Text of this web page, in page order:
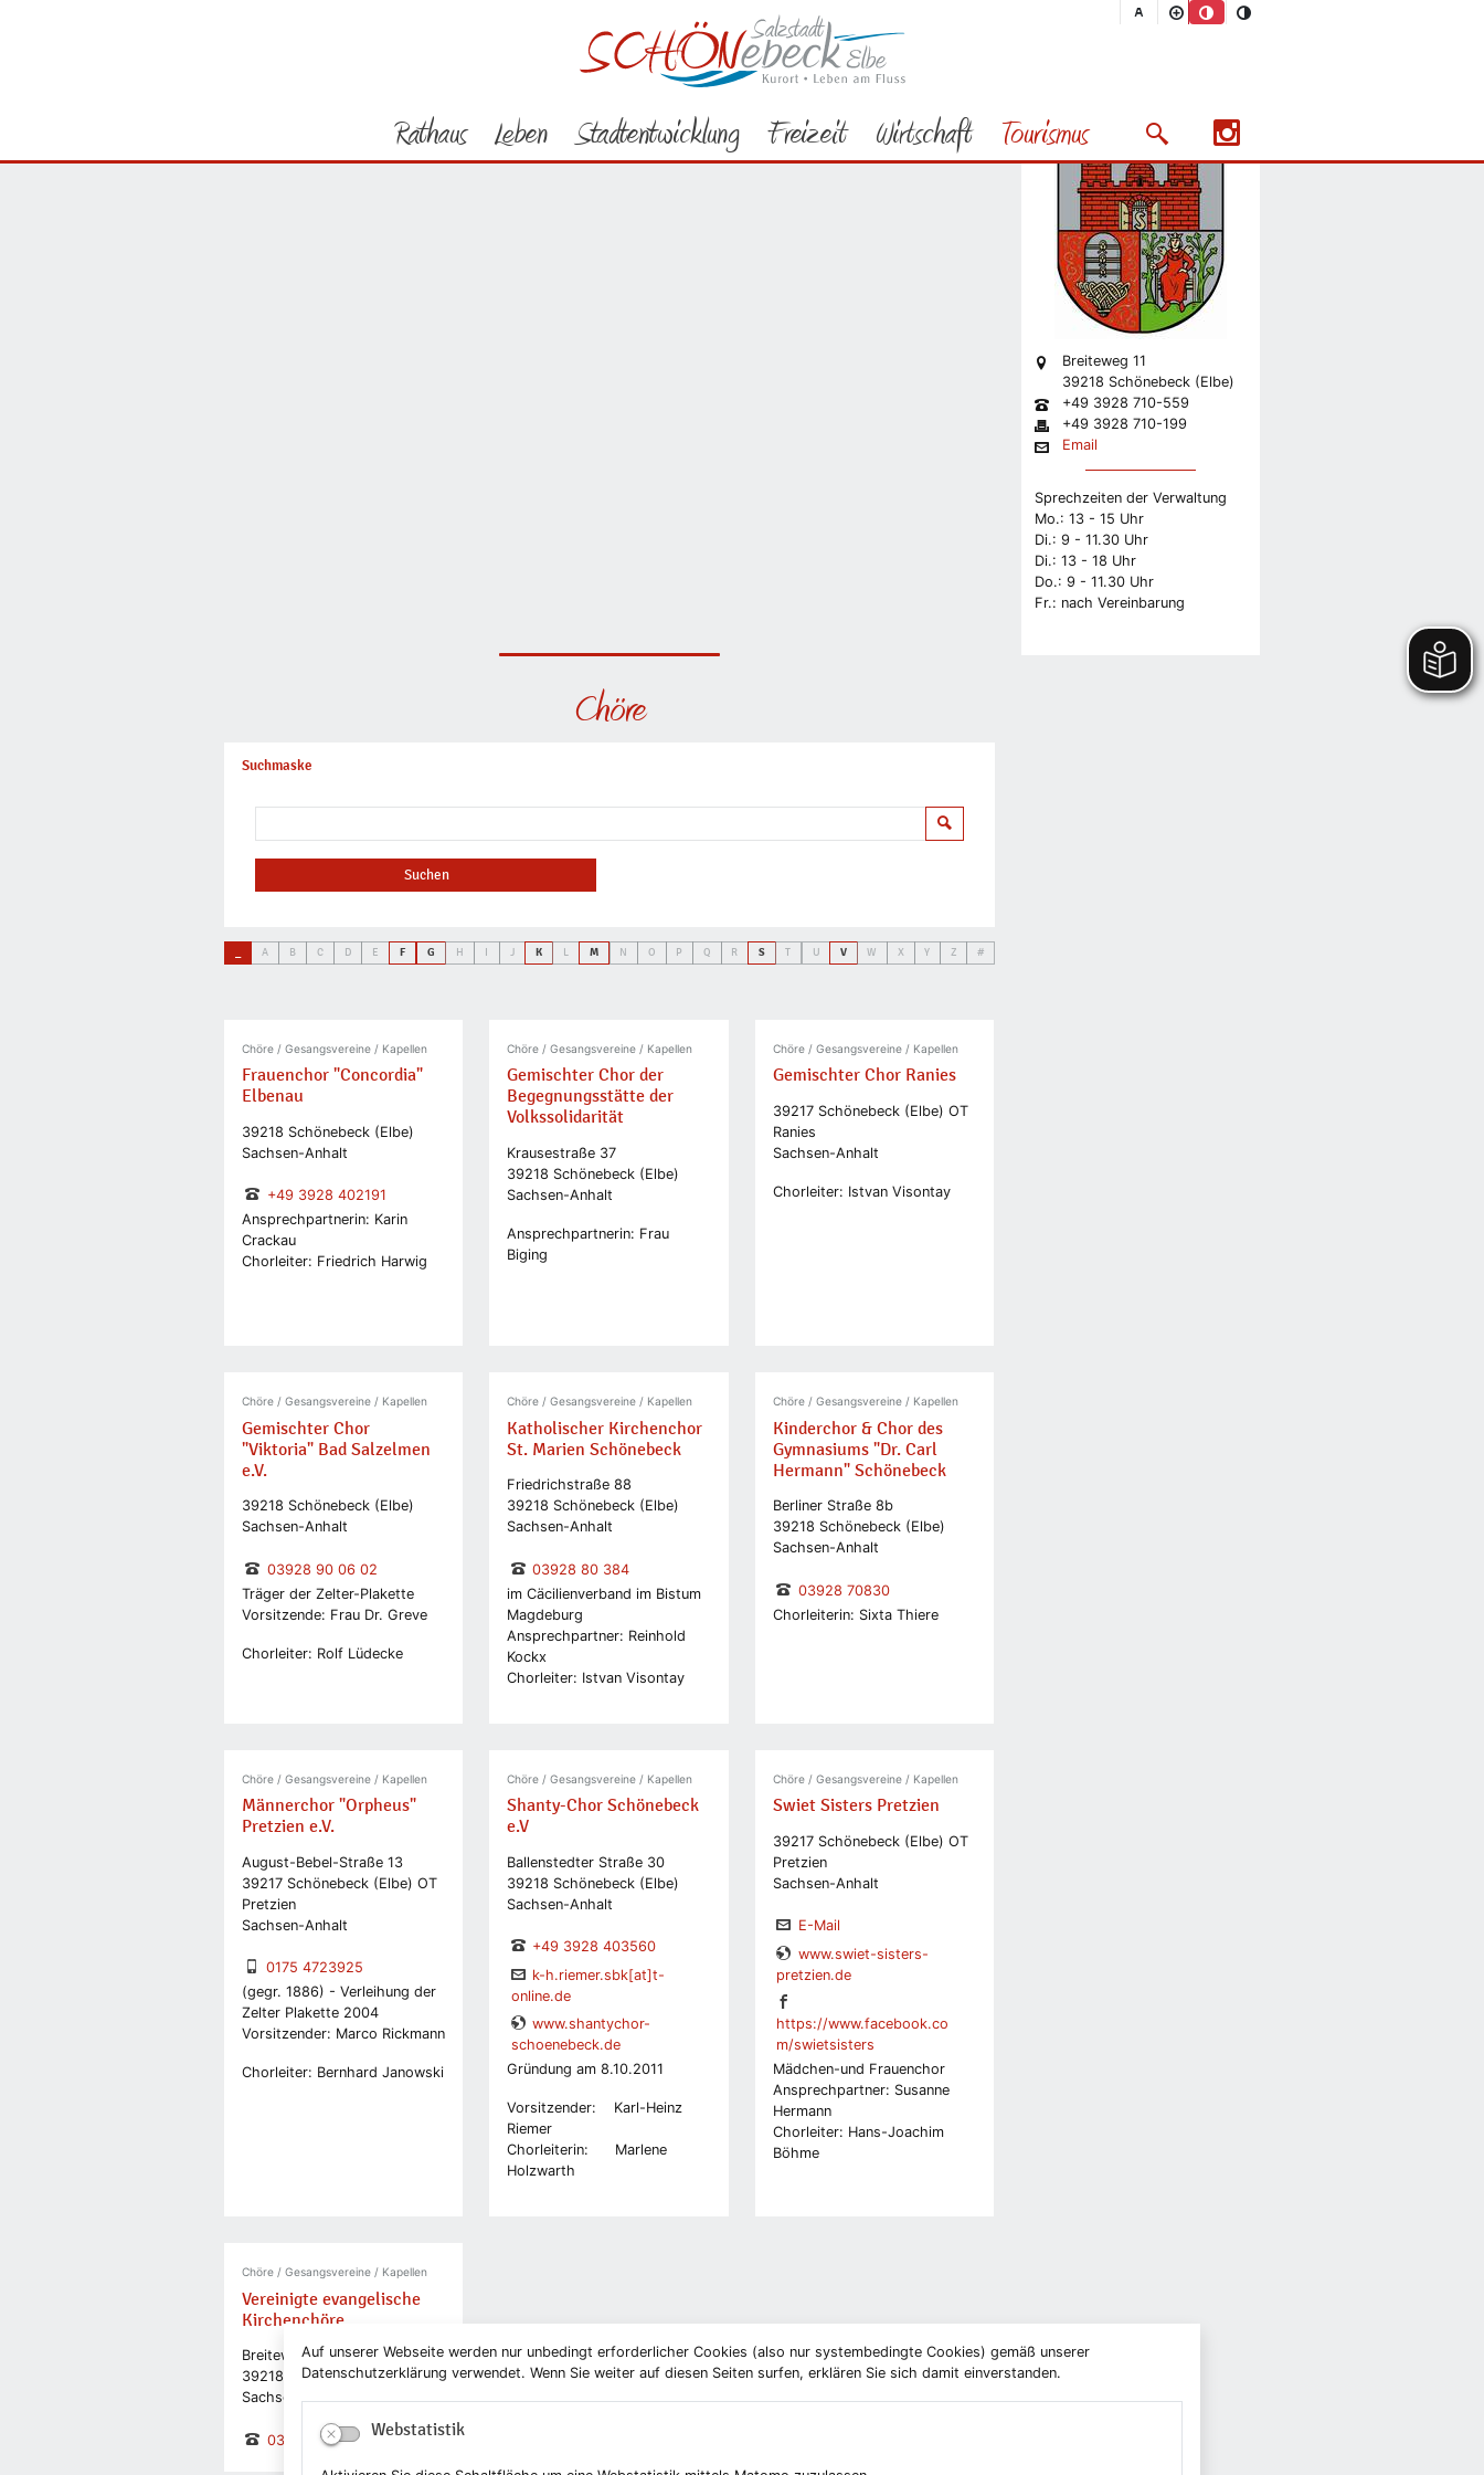
Auf unserer Webseite werden nur unbedingt erforderlicher Cookies (also nur systembedingte Cookies) gemäß unserer
Datenschutzerklärung verwendet. Wenn Sie weiter auf diesen Seiten surfen, erklären Sie sich damit einverstanden.
Webstatistik
Rathaus Leben Stadtentwicklung Freizeit Wirtschaft Tourismus Suchmaske öffnen/schließen
Nächstes Bild
Vereine Chöre
Chöre
Suchmaske
Suchen
Suchen
A B C D E F G H I J K L M N O P Q R S T U V W X Y Z #
Chöre / Gesangsvereine / Kapellen
Frauenchor "Concordia"
Elbenau
39218 Schönebeck (Elbe)
Sachsen-Anhalt
+49 3928 402191
Ansprechpartnerin: Karin
Crackau
Chorleiter: Friedrich Harwig
Chöre / Gesangsvereine / Kapellen
Gemischter Chor der
Begegnungsstätte der
Volkssolidarität
Krausestraße 37
39218 Schönebeck (Elbe)
Sachsen-Anhalt
Ansprechpartnerin: Frau
Biging
Chöre / Gesangsvereine / Kapellen
Gemischter Chor Ranies
39217 Schönebeck (Elbe) OT
Ranies
Sachsen-Anhalt
Chorleiter: Istvan Visontay
Chöre / Gesangsvereine / Kapellen
Gemischter Chor
"Viktoria" Bad Salzelmen
e.V.
39218 Schönebeck (Elbe)
Sachsen-Anhalt
03928 90 06 02
Träger der Zelter-Plakette
Vorsitzende: Frau Dr. Greve
Chorleiter: Rolf Lüdecke
Chöre / Gesangsvereine / Kapellen
Katholischer Kirchenchor
St. Marien Schönebeck
Friedrichstraße 88
39218 Schönebeck (Elbe)
Sachsen-Anhalt
03928 80 384
im Cäcilienverband im Bistum
Magdeburg
Ansprechpartner: Reinhold
Kockx
Chorleiter: Istvan Visontay
Chöre / Gesangsvereine / Kapellen
Kinderchor & Chor des
Gymnasiums "Dr. Carl
Hermann" Schönebeck
Berliner Straße 8b
39218 Schönebeck (Elbe)
Sachsen-Anhalt
03928 70830
Chorleiterin: Sixta Thiere
Chöre / Gesangsvereine / Kapellen
Männerchor "Orpheus"
Pretzien e.V.
August-Bebel-Straße 13
39217 Schönebeck (Elbe) OT
Pretzien
Sachsen-Anhalt
0175 4723925
(gegr. 1886) - Verleihung der
Zelter Plakette 2004
Vorsitzender: Marco Rickmann
Chorleiter: Bernhard Janowski
Chöre / Gesangsvereine / Kapellen
Shanty-Chor Schönebeck
e.V
Ballenstedter Straße 30
39218 Schönebeck (Elbe)
Sachsen-Anhalt
+49 3928 403560
k-h.riemer.sbk[at]t-
online.de
www.shantychor-
schoenebeck.de
Gründung am 8.10.2011
Vorsitzender: Karl-Heinz
Riemer
Chorleiterin: Marlene
Holzwarth
Chöre / Gesangsvereine / Kapellen
Swiet Sisters Pretzien
39217 Schönebeck (Elbe) OT
Pretzien
Sachsen-Anhalt
E-Mail
www.swiet-sisters-
pretzien.de
https://www.facebook.co
m/swietsisters
Mädchen-und Frauenchor
Ansprechpartner: Susanne
Hermann
Chorleiter: Hans-Joachim
Böhme
Chöre / Gesangsvereine / Kapellen
Vereinigte evangelische
Kirchenchöre
Breiteweg 26
39218 Schönebeck (Elbe)
Sachsen-Anhalt
03928 4089130
Breiteweg 11
39218 Schönebeck (Elbe)
+49 3928 710-559
+49 3928 710-199
Email
Sprechzeiten der Verwaltung
Mo.: 13 - 15 Uhr
Di.: 9 - 11.30 Uhr
Di.: 13 - 18 Uhr
Do.: 9 - 11.30 Uhr
Fr.: nach Vereinbarung